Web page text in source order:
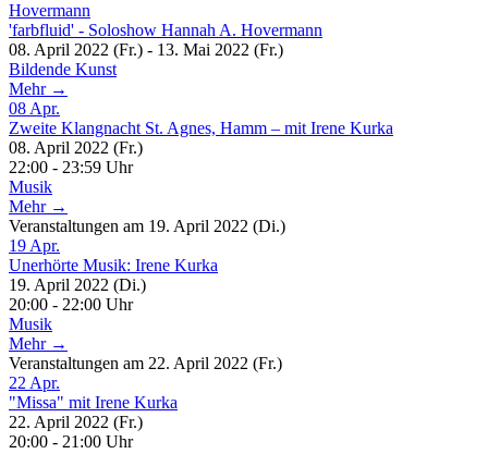
'farbfluid' - Soloshow Hannah A. Hovermann
08. April 2022 (Fr.) - 13. Mai 2022 (Fr.)
Bildende Kunst
Mehr →
08 Apr.
Zweite Klangnacht St. Agnes, Hamm – mit Irene Kurka
08. April 2022 (Fr.)
22:00 - 23:59 Uhr
Musik
Mehr →
Veranstaltungen am 19. April 2022 (Di.)
19 Apr.
Unerhörte Musik: Irene Kurka
19. April 2022 (Di.)
20:00 - 22:00 Uhr
Musik
Mehr →
Veranstaltungen am 22. April 2022 (Fr.)
22 Apr.
"Missa" mit Irene Kurka
22. April 2022 (Fr.)
20:00 - 21:00 Uhr